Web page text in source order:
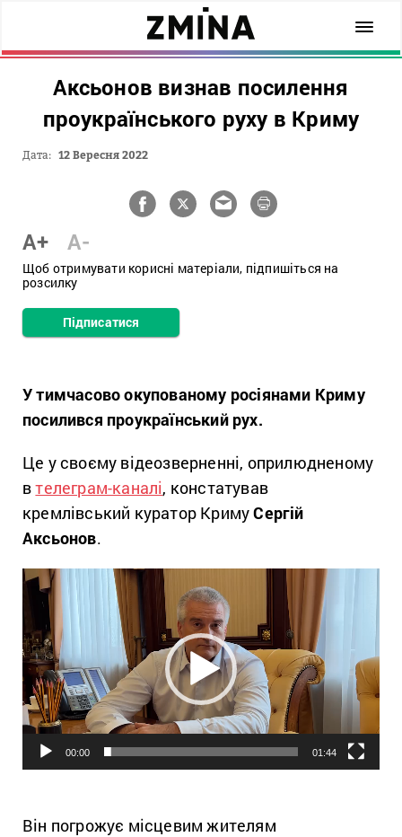
Аксьонов визнав посилення
проукраїнського руху в Криму
Дата: 12 Вересня 2022
A+ A-
Щоб отримувати корисні матеріали, підпишіться на
розсилку
Підписатися
У тимчасово окупованому росіянами Криму
посилився проукраїнський рух.
Це у своєму відеозверненні, оприлюдненому
втелеграм-каналі, констатував
кремлівський куратор КримуСергій
Аксьонов.
Відеопрогравач
00:00 01:44
Він погрожує місцевим жителям